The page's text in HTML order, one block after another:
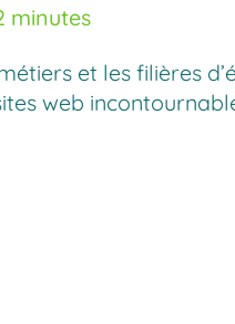
minutes
et les filières
web